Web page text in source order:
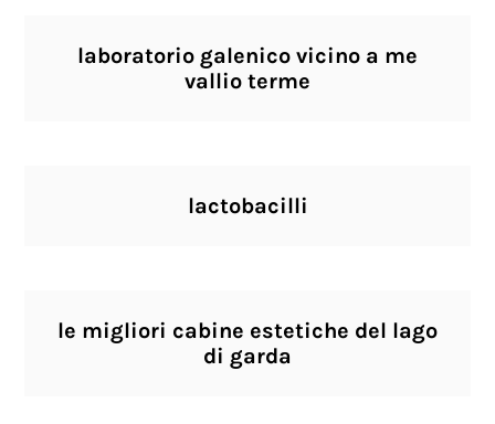
laboratorio galenico vicino a me
vallio terme
lactobacilli
le migliori cabine estetiche del lago
di garda